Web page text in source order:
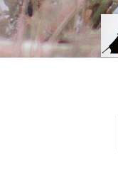
Zum
Inhalt
springen